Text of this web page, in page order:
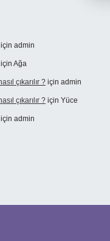
için admin
için Ağa
çıkarılır ? için admin
çıkarılır ? için Yüce
için admin